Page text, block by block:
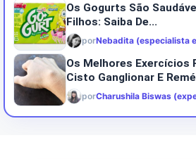
Os Gogurts São
Filhos: Saiba De...
porNebadita (especialista
Os Melhores Exercícios
Cisto Ganglionar E
porCharushila Biswas